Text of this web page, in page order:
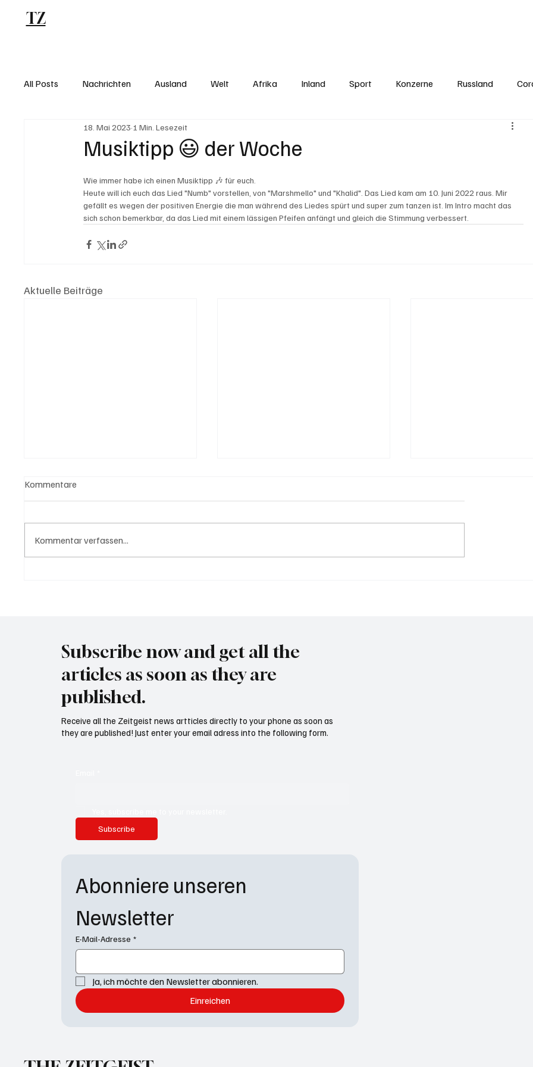
TZ
All Posts Nachrichten Ausland Welt Afrika Inland Sport Konzerne Russland
Musiktipp 😃 der Woche
18. Mai 2023 1 Min. Lesezeit
Wie immer habe ich einen Musiktipp 🎶 für euch.
Heute will ich euch das Lied "Numb" vorstellen, von "Marshmello" und "Khalid". Das Lied kam am 10. Juni 2022 raus. Mir
gefällt es wegen der positiven Energie die man während des Liedes spürt und super zum tanzen ist. Im Intro macht das
sich schon bemerkbar, da das Lied mit einem lässigen Pfeifen anfängt und gleich die Stimmung verbessert.
Aktuelle Beiträge
Tschernobyl: 40 Jahre
Kommentare
Kommentar verfassen...
Subscribe now and get all the
articles as soon as they are
published.
Subscribe
Receive all the Zeitgeist news artticles directly to your phone as soon as
they are published! Just enter your email adress into the following form.
Abonniere unseren
Newsletter
E-Mail-Adresse *
Ja, ich möchte den Newsletter abonnieren.
Einreichen